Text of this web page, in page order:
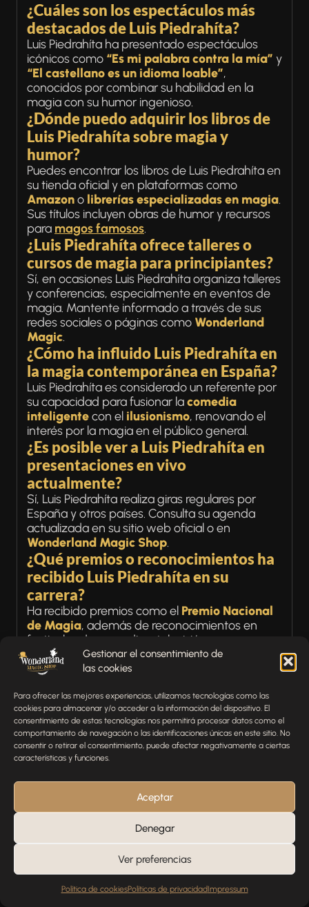
Gestionar el consentimiento de
las cookies
Para ofrecer las mejores experiencias, utilizamos tecnologías como las
cookies para almacenar y/o acceder a la información del dispositivo. El
consentimiento de estas tecnologías nos permitirá procesar datos como el
comportamiento de navegación o las identificaciones únicas en este sitio. No
consentir o retirar el consentimiento, puede afectar negativamente a ciertas
características y funciones.
Aceptar
Denegar
Ver preferencias
Política de cookiesPolíticas de privacidadImpressum
¿Cuáles son los espectáculos más
destacados de Luis Piedrahíta?
Luis Piedrahíta ha presentado espectáculos
icónicos como “Es mi palabra contra la mía” y
“El castellano es un idioma loable”,
conocidos por combinar su habilidad en la
magia con su humor ingenioso.
¿Dónde puedo adquirir los libros de
Luis Piedrahíta sobre magia y
humor?
Puedes encontrar los libros de Luis Piedrahíta en
su tienda oficial y en plataformas como
Amazono librerías especializadas en magia.
Sus títulos incluyen obras de humor y recursos
para magos famosos.
¿Luis Piedrahíta ofrece talleres o
cursos de magia para principiantes?
Sí, en ocasiones Luis Piedrahíta organiza talleres
y conferencias, especialmente en eventos de
magia. Mantente informado a través de sus
redes sociales o páginas como Wonderland
Magic.
¿Cómo ha influido Luis Piedrahíta en
la magia contemporánea en España?
Luis Piedrahíta es considerado un referente por
su capacidad para fusionar lacomedia
inteligentecon el ilusionismo, renovando el
interés por la magia en el público general.
¿Es posible ver a Luis Piedrahíta en
presentaciones en vivo
actualmente?
Sí, Luis Piedrahíta realiza giras regulares por
España y otros países. Consulta su agenda
actualizada en su sitio web oficial o en
Wonderland Magic Shop.
¿Qué premios o reconocimientos ha
recibido Luis Piedrahíta en su
carrera?
Ha recibido premios como el Premio Nacional
de Magia, además de reconocimientos en
festivales de comedia y televisión por su
trabajo como escritor y mago.
¿Luis Piedrahíta ha colaborado con
otros magos o artistas en sus
espectáculos?
Sí, ha trabajado con reconocidos magos y
comediantes comoJorge Blassy ha sido
invitado en importantes festivales de magia
internacionales.
¿Dónde puedo encontrar videos o
grabaciones de las actuaciones de
Luis Piedrahíta?
Puedes ver sus actuaciones en plataformas
comoYouTube, además de adquirir
grabaciones oficiales en su tienda o sitios de
streaming de espectáculos.
¿Luis Piedrahíta ha participado en